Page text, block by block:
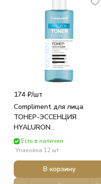
174 ₽/шт
Compliment для лица
ТОНЕР-ЭССЕНЦИЯ
HYALURON
ГЛУБОКОУВЛАЖНЯЮЩАЯ
фл. 150мл 919319 ТИМЕКС
Есть в наличии
Упаковка 12 шт
В корзину